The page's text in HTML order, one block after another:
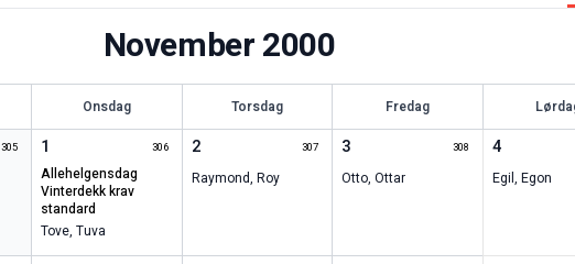
November2000
Onsdag Torsdag Fredag
305 1 306
allehelgensdag
vinterdekk krav
standard
Tove,Tuva
2 307
Raymond, Roy
3 308
Otto,Ottar
4
Egil, Egon